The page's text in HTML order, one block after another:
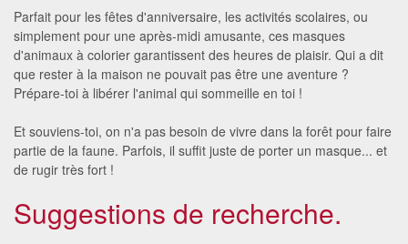
Parfait pour les fêtes d'anniversaire, les activités scolaires, ou
simplement pour une après-midi amusante, ces masques
d'animaux à colorier garantissent des heures de plaisir. Qui a dit
que rester à la maison ne pouvait pas être une aventure ?
Prépare-toi à libérer l'animal qui sommeille en toi !
Et souviens-toi, on n'a pas besoin de vivre dans la forêt pour faire
partie de la faune. Parfois, il suffit juste de porter un masque... et
de rugir très fort !
Suggestions de recherche.